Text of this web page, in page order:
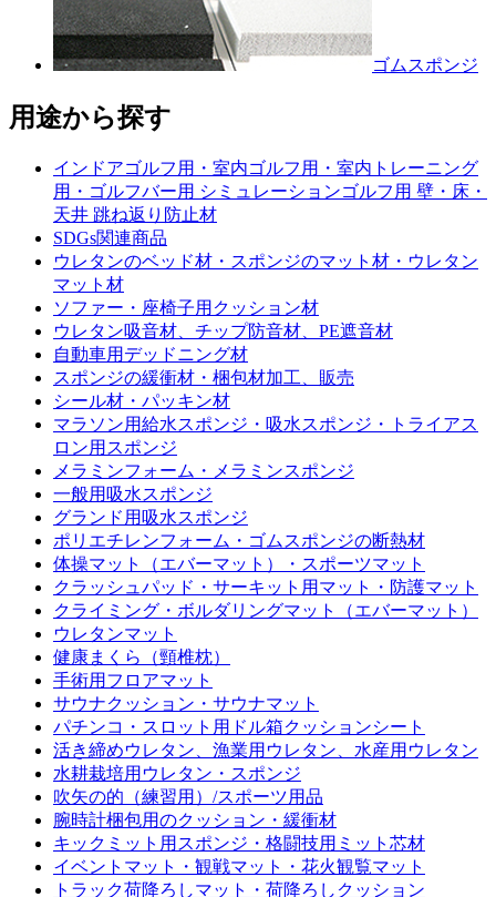
ゴムスポンジ
用途から探す
インドアゴルフ用・室内ゴルフ用・室内トレーニング
用・ゴルフバー用 シミュレーションゴルフ用 壁・床・
天井 跳ね返り防止材
SDGs関連商品
ウレタンのベッド材・スポンジのマット材・ウレタン
マット材
ソファー・座椅子用クッション材
ウレタン吸音材、チップ防音材、PE遮音材
自動車用デッドニング材
スポンジの緩衝材・梱包材加工、販売
シール材・パッキン材
マラソン用給水スポンジ・吸水スポンジ・トライアス
ロン用スポンジ
メラミンフォーム・メラミンスポンジ
一般用吸水スポンジ
グランド用吸水スポンジ
ポリエチレンフォーム・ゴムスポンジの断熱材
体操マット（エバーマット）・スポーツマット
クラッシュパッド・サーキット用マット・防護マット
クライミング・ボルダリングマット（エバーマット）
ウレタンマット
健康まくら（頸椎枕）
手術用フロアマット
サウナクッション・サウナマット
パチンコ・スロット用ドル箱クッションシート
活き締めウレタン、漁業用ウレタン、水産用ウレタン
水耕栽培用ウレタン・スポンジ
吹矢の的（練習用）/スポーツ用品
腕時計梱包用のクッション・緩衝材
キックミット用スポンジ・格闘技用ミット芯材
イベントマット・観戦マット・花火観覧マット
トラック荷降ろしマット・荷降ろしクッション